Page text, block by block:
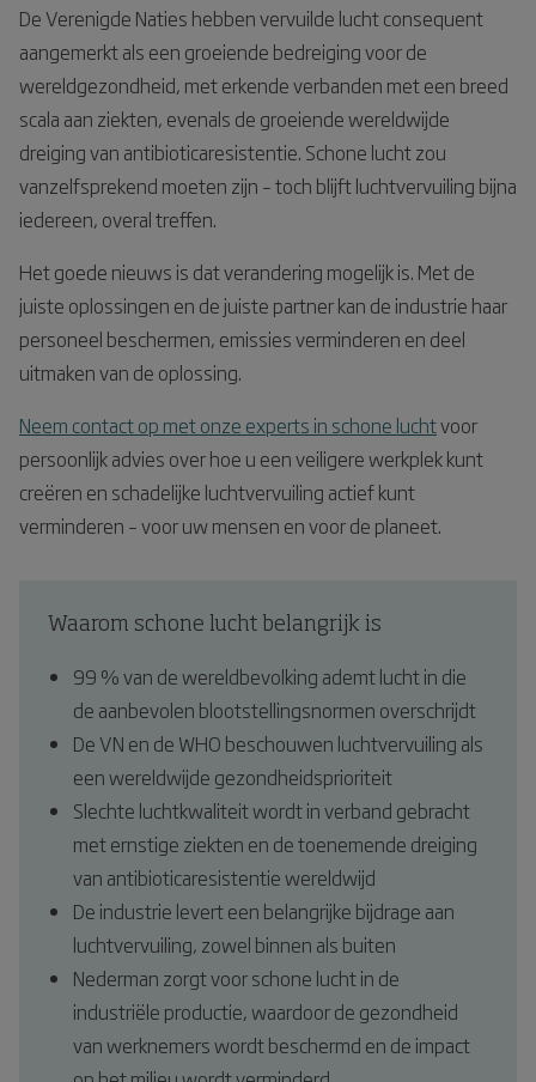
De Verenigde Naties hebben vervuilde lucht consequent
aangemerkt als een groeiende bedreiging voor de
wereldgezondheid, met erkende verbanden met een breed
scala aan ziekten, evenals de groeiende wereldwijde
dreiging van antibioticaresistentie. Schone lucht zou
vanzelfsprekend moeten zijn – toch blijft luchtvervuiling bijna
iedereen, overal treffen.
Het goede nieuws is dat verandering mogelijk is. Met de
juiste oplossingen en de juiste partner kan de industrie haar
personeel beschermen, emissies verminderen en deel
uitmaken van de oplossing.
Neem contact op met onze experts in schone luchtvoor
persoonlijk advies over hoe u een veiligere werkplek kunt
creëren en schadelijke luchtvervuiling actief kunt
verminderen – voor uw mensen en voor de planeet.
Waarom schone lucht belangrijk is
99 % van de wereldbevolking ademt lucht in die
de aanbevolen blootstellingsnormen overschrijdt
De VN en de WHO beschouwen luchtvervuiling als
een wereldwijde gezondheidsprioriteit
Slechte luchtkwaliteit wordt in verband gebracht
met ernstige ziekten en de toenemende dreiging
van antibioticaresistentie wereldwijd
De industrie levert een belangrijke bijdrage aan
luchtvervuiling, zowel binnen als buiten
Nederman zorgt voor schone lucht in de
industriële productie, waardoor de gezondheid
van werknemers wordt beschermd en de impact